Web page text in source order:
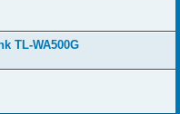
TL-WA500G